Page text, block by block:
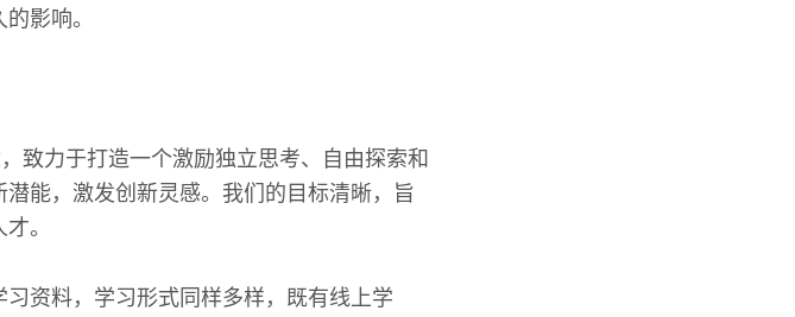
影响。
致力于打造一个激励独立思考、自由探索和
能，激发创新灵感。我们的目标清晰，旨
。
资料，学习形式同样多样，既有线上学